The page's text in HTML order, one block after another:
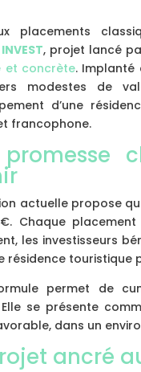
placements
, projet lancé
et concrète. Implanté
modestes de
d’une
francophone.
promesse
actuelle propose
Chaque placement
les investisseurs
résidence touristique
permet de
se présente
dans un
ancré